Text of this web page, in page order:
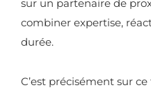
sur un partenaire de
combiner expertise,
durée.
C’est précisément sur